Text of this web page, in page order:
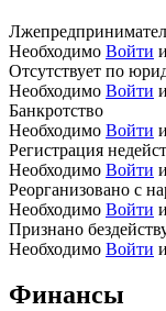
Необходимо Войти
Отсутствует по
Необходимо Войти
Банкротство
Необходимо Войти
Регистрация
Необходимо Войти
Реорганизовано с
Необходимо Войти
Признано
Необходимо Войти
Финансы